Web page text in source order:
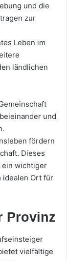
und die
zur
Leben im
ländlichen
und
fördern
Dieses
ein wichtiger
idealen Ort für
Provinz
vielfältige